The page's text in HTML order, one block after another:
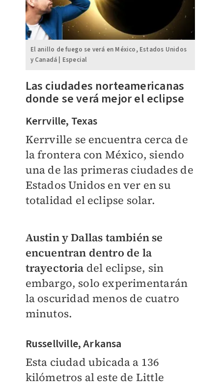
El anillo de fuego se verá en México, Estados Unidos
y Canadá | Especial
Las ciudades norteamericanas
donde se verá mejor el eclipse
Kerrville, Texas
Kerrville se encuentra cerca de
la frontera con México, siendo
una de las primeras ciudades de
Estados Unidos en ver en su
totalidad el eclipse solar.
Austin y Dallas también se
encuentran dentro de la
trayectoria del eclipse, sin
embargo, solo experimentarán
la oscuridad menos de cuatro
minutos.
Russellville, Arkansa
Esta ciudad ubicada a 136
kilómetros al este de Little